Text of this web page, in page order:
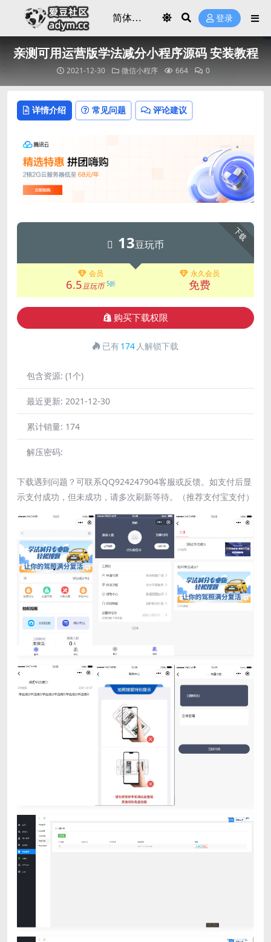
登录
亲测可用运营版学法减分小程序源码 安装教程
2021-12-30 微信小程序 664 0
详情介绍 常见问题 评论建议
下载
13豆玩币
会员
6.5豆玩币 5折
永久会员
免费
购买下载权限
已有174 人解锁下载
包含资源: (1个)
最近更新: 2021-12-30
累计销量: 174
解压密码:
下载遇到问题？可联系QQ924247904客服或反馈。如支付后显
示支付成功，但未成功，请多次刷新等待。（推荐支付宝支付）